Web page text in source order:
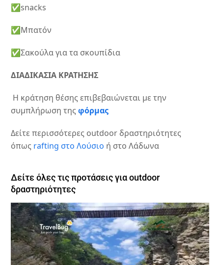
✅snacks
✅Μπατόν
✅Σακούλα για τα σκουπίδια
ΔΙΑΔΙΚΑΣΙΑ ΚΡΑΤΗΣΗΣ
Η κράτηση θέσης επιβεβαιώνεται με την
συμπλήρωση τηςφόρμας
Δείτε περισσότερες outdoor δραστηριότητες
όπως rafting στο Λούσιο ή στο Λάδωνα
Δείτε όλες τις προτάσεις για outdoor
δραστηριότητες